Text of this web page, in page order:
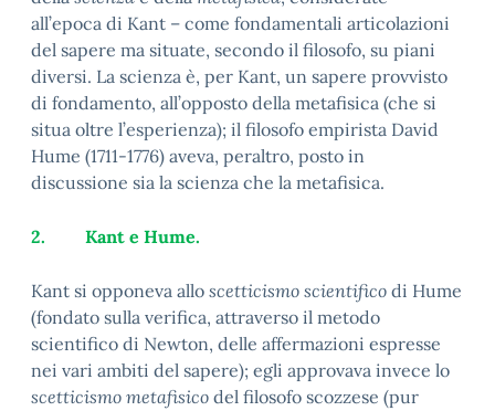
all’epoca di Kant – come fondamentali articolazioni
del sapere ma situate, secondo il filosofo, su piani
diversi. La scienza è, per Kant, un sapere provvisto
di fondamento, all’opposto della metafisica (che si
situa oltre l’esperienza); il filosofo empirista David
Hume (1711-1776) aveva, peraltro, posto in
discussione sia la scienza che la metafisica.
2. Kant e Hume.
Kant si opponeva allo scetticismo scientifico di Hume
(fondato sulla verifica, attraverso il metodo
scientifico di Newton, delle affermazioni espresse
nei vari ambiti del sapere); egli approvava invece lo
scetticismo metafisico del filosofo scozzese (pur